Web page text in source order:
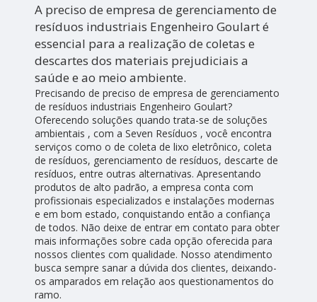
A preciso de empresa de gerenciamento de
resíduos industriais Engenheiro Goulart é
essencial para a realização de coletas e
descartes dos materiais prejudiciais a
saúde e ao meio ambiente.
Precisando de preciso de empresa de gerenciamento
de resíduos industriais Engenheiro Goulart?
Oferecendo soluções quando trata-se de soluções
ambientais , com a Seven Resíduos , você encontra
serviços como o de coleta de lixo eletrônico, coleta
de resíduos, gerenciamento de resíduos, descarte de
resíduos, entre outras alternativas. Apresentando
produtos de alto padrão, a empresa conta com
profissionais especializados e instalações modernas
e em bom estado, conquistando então a confiança
de todos. Não deixe de entrar em contato para obter
mais informações sobre cada opção oferecida para
nossos clientes com qualidade. Nosso atendimento
busca sempre sanar a dúvida dos clientes, deixando-
os amparados em relação aos questionamentos do
ramo.